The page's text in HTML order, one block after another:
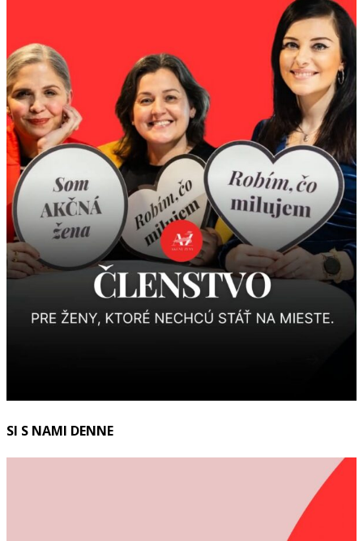
SI S NAMI DENNE